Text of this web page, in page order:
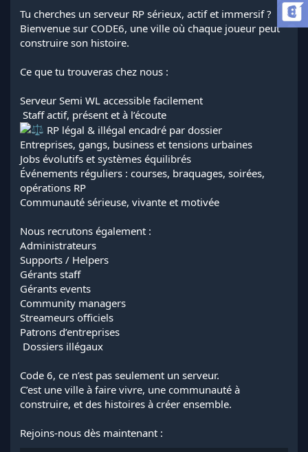
l
a
d
i
c
s
s
i
o
n
Tu cherches un serveur RP sérieux, actif et immersif ?
Bienvenue sur CODE6, une ville où chaque joueur peut
construire son histoire.
Ce que tu trouveras chez nous :
Serveur Semi WL accessible facilement
️ Staff actif, présent et à l’écoute
RP légal & illégal encadré par dossier
Entreprises, gangs, business et tensions urbaines
Jobs évolutifs et systèmes équilibrés
Événements réguliers : courses, braquages, soirées,
opérations RP
Communauté sérieuse, vivante et motivée
Nous recrutons également :
Administrateurs
Supports / Helpers
Gérants staff
Gérants events
Community managers
Streameurs officiels
Patrons d’entreprises
️ Dossiers illégaux
Code 6, ce n’est pas seulement un serveur.
C’est une ville à faire vivre, une communauté à
construire, et des histoires à créer ensemble.
Rejoins-nous dès maintenant :